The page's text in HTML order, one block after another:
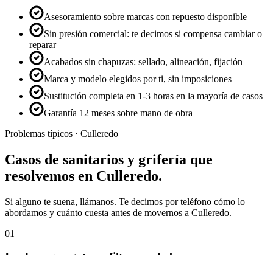
Asesoramiento sobre marcas con repuesto disponible
Sin presión comercial: te decimos si compensa cambiar o
reparar
Acabados sin chapuzas: sellado, alineación, fijación
Marca y modelo elegidos por ti, sin imposiciones
Sustitución completa en 1-3 horas en la mayoría de casos
Garantía 12 meses sobre mano de obra
Problemas típicos · Culleredo
Casos de sanitarios y grifería que
resolvemos en Culleredo.
Si alguno te suena, llámanos. Te decimos por teléfono cómo lo
abordamos y cuánto cuesta antes de movernos a Culleredo.
01